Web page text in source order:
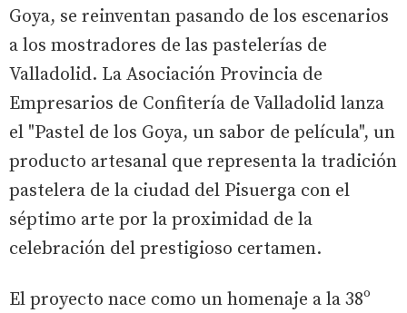
Goya, se reinventan pasando de los escenarios
a los mostradores de las pastelerías de
Valladolid. La Asociación Provincia de
Empresarios de Confitería de Valladolid lanza
el "Pastel de los Goya, un sabor de película", un
producto artesanal que representa la tradición
pastelera de la ciudad del Pisuerga con el
séptimo arte por la proximidad de la
celebración del prestigioso certamen.
El proyecto nace como un homenaje a la 38º